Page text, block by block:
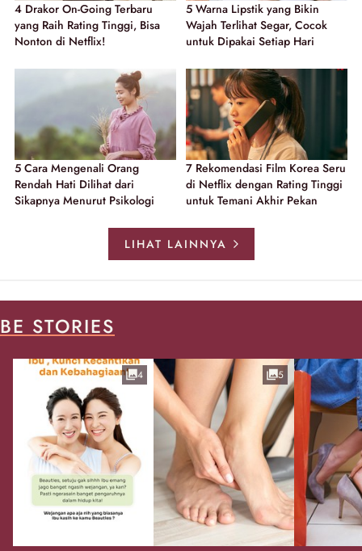
4 Drakor On-Going Terbaru
yang Raih Rating Tinggi, Bisa
Nonton di Netflix!
5 Warna Lipstik yang Bikin
Wajah Terlihat Segar, Cocok
untuk Dipakai Setiap Hari
5 Cara Mengenali Orang
Rendah Hati Dilihat dari
Sikapnya Menurut Psikologi
7 Rekomendasi Film Korea Seru
di Netflix dengan Rating Tinggi
untuk Temani Akhir Pekan
LIHAT LAINNYA
BE STORIES
4 5